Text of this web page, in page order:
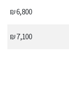
6,800 ₪
7,100 ₪